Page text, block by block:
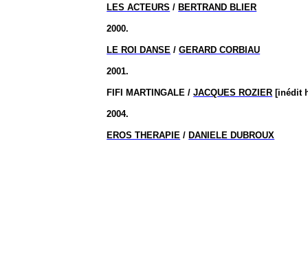
LES ACTEURS / BERTRAND BLIER
2000.
LE ROI DANSE /GERARD CORBIAU
2001.
FIFI MARTINGALE /JACQUES ROZIER [inédit
2004.
EROS THERAPIE / DANIELE DUBROUX